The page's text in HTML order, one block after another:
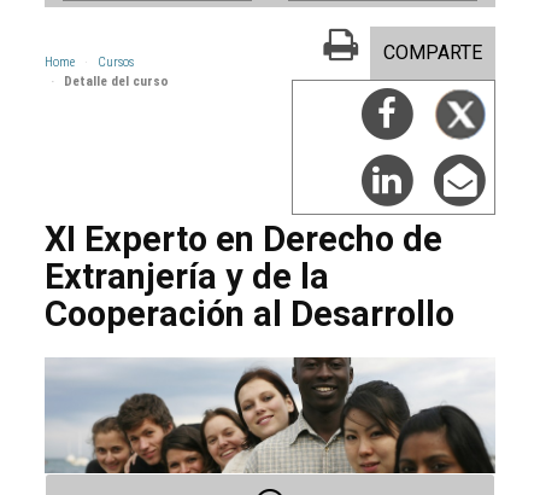
Home
Cursos
Detalle del curso
COMPARTE
XI Experto en Derecho de
Extranjería y de la
Cooperación al Desarrollo